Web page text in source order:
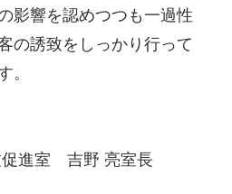
影響を認めつつも一過性
の誘致をしっかり行って
。
進室 吉野 亮室長